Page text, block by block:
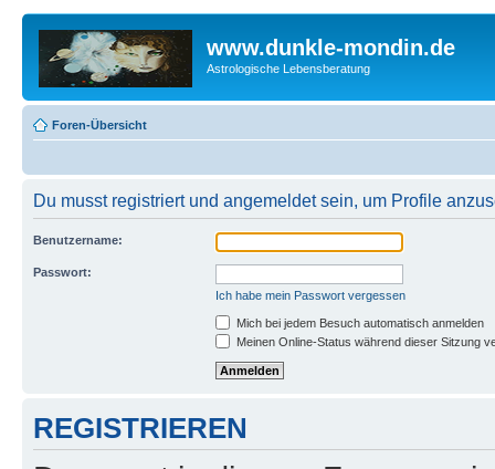
www.dunkle-mondin.de
Astrologische Lebensberatung
Foren-Übersicht
Du musst registriert und angemeldet sein, um Profile
Benutzername:
Passwort:
Ich habe mein Passwort vergessen
Mich bei jedem Besuch automatisch anmelden
Meinen Online-Status während dieser Sitzung
REGISTRIEREN